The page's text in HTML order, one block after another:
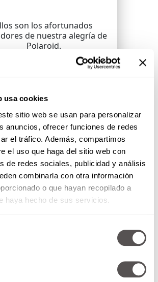
usa cookies
sitio web se usan para personalizar
anuncios, ofrecer funciones de redes
el tráfico. Además, compartimos
el uso que haga del sitio web con
de redes sociales, publicidad y análisis
combinarla con otra información
o que hayan recopilado a
haya hecho de sus servicios.
son los afortunados
de nuestra alegría de
Polaroid.